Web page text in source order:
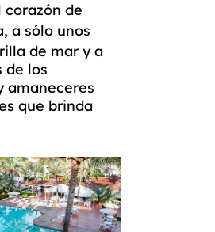
corazón de
, a sólo unos
de mar y a
de los
amaneceres
que brinda